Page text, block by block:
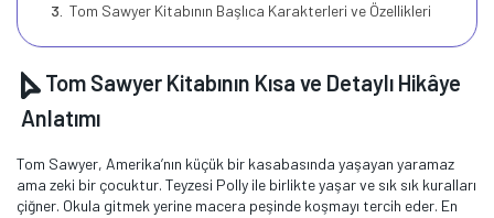
Tom Sawyer Kitabının Başlıca Karakterleri ve Özellikleri
Tom Sawyer Kitabının Kısa ve Detaylı Hikâye
Anlatımı
Tom Sawyer, Amerika’nın küçük bir kasabasında yaşayan yaramaz
ama zeki bir çocuktur. Teyzesi Polly ile birlikte yaşar ve sık sık kuralları
çiğner. Okula gitmek yerine macera peşinde koşmayı tercih eder. En